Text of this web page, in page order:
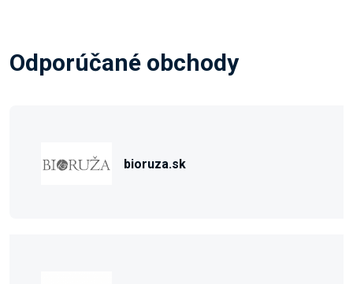
Odporúčané obchody
bioruza.sk